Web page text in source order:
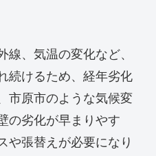
線、気温の変化など、
続けるため、経年劣化
市原市のような気候変
の劣化が早まりやす
や張替えが必要になり